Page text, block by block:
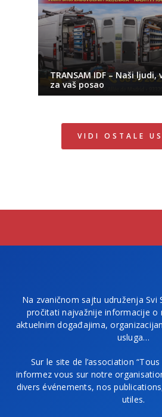
TRANSAM IDF – Naši
za vaš posao
VIDI OSTALE
Na zvaničnom sajtu udruženja Svi
pročitati najvažnije informacije o
aktuelnim događajima,
usluga…
Sur le site de l’association
informez vous sur notre
divers événements, nos
utiles.